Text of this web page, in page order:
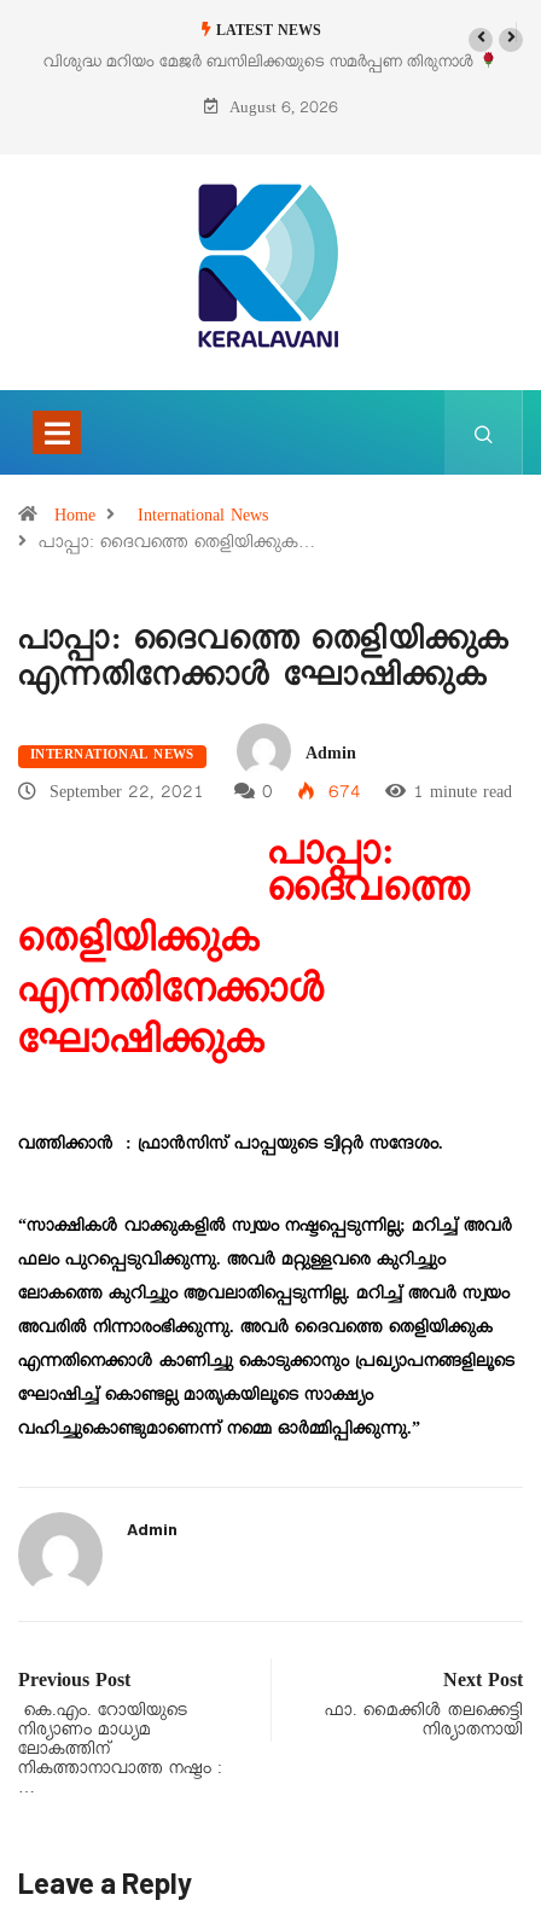
LATEST NEWS
വിശുദ്ധ മറിയം മേജർ ബസിലിക്കയുടെ സമർപ്പണ തിരുനാൾ
ഓഗസ്റ്റ് 5 –
August 6, 2026
Home
International News
പാപ്പാ: ദൈവത്തെ തെളിയിക്കുക…
പാപ്പാ: ദൈവത്തെ തെളിയിക്കുക
എന്നതിനേക്കാൾ ഘോഷിക്കുക
INTERNATIONAL NEWS
Admin
September 22, 2021
0 674 1 minute read
പാപ്പാ:
ദൈവത്തെ
തെളിയിക്കുക
എന്നതിനേക്കാൾ
ഘോഷിക്കുക
വത്തിക്കാന്‍ : ഫ്രാൻസിസ് പാപ്പയുടെ ട്വിറ്റർ സന്ദേശം.
“സാക്ഷികൾ വാക്കുകളിൽ സ്വയം നഷ്ടപ്പെടുന്നില്ല; മറിച്ച് അവർ
ഫലം പുറപ്പെടുവിക്കുന്നു. അവർ മറ്റുള്ളവരെ കുറിച്ചും
ലോകത്തെ കുറിച്ചും ആവലാതിപ്പെടുന്നില്ല. മറിച്ച് അവർ സ്വയം
അവരിൽ നിന്നാരംഭിക്കുന്നു. അവർ ദൈവത്തെ തെളിയിക്കുക
എന്നതിനെക്കാൾ കാണിച്ചു കൊടുക്കാനും പ്രഖ്യാപനങ്ങളിലൂടെ
ഘോഷിച്ച് കൊണ്ടല്ല മാതൃകയിലൂടെ സാക്ഷ്യം
വഹിച്ചുകൊണ്ടുമാണെന്ന് നമ്മെ ഓർമ്മിപ്പിക്കുന്നു.”
Admin
Previous Post
കെ.എം. റോയിയുടെ
നിര്യാണം മാധ്യമ
ലോകത്തിന്
നികത്താനാവാത്ത നഷ്ടം :
…
Next Post
ഫാ. മൈക്കിൾ തലക്കെട്ടി
നിര്യാതനായി
Leave a Reply